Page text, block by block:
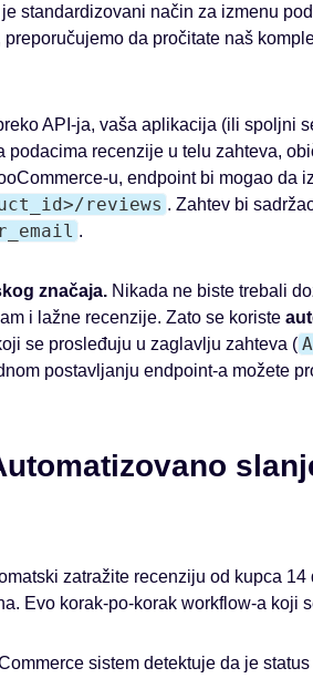
standardizovani način za izmenu
da pročitate naš
API-ja, vaša aplikacija (ili spoljni
recenzije u telu zahteva,
u, endpoint bi mogao da
reviews . Zahtev bi
.
značaja.Nikada ne biste trebali
i lažne recenzije. Zato se koriste
se prosleđuju u zaglavlju zahteva (
postavljanju endpoint-a možete
zatražite recenziju od kupca
Evo korak-po-korak workflow-a koji
sistem detektuje da je